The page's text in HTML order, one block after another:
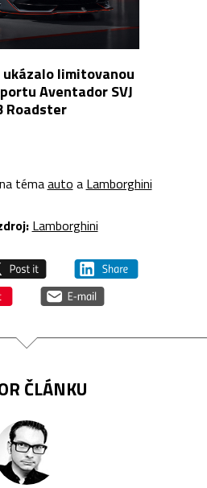
limitovanou
Aventador SVJ
Roadster
témaauto a Lamborghini
Lamborghini
ČLÁNKU